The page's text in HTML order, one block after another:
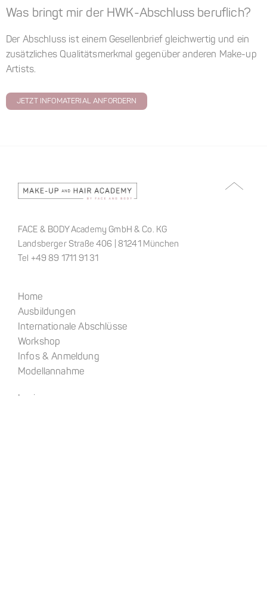
Was bringt mir der HWK-Abschluss beruflich?
Der Abschluss ist einem Gesellenbrief gleichwertig und ein
zusätzliches Qualitätsmerkmal gegenüber anderen Make-up
Artists.
JETZT INFOMATERIAL ANFORDERN
FACE & BODY Academy GmbH & Co. KG
Landsberger Straße 406 | 81241 München
Tel +49 89 1711 91 31
Home
Ausbildungen
Internationale Abschlüsse
Workshop
Infos & Anmeldung
Modellannahme
Login